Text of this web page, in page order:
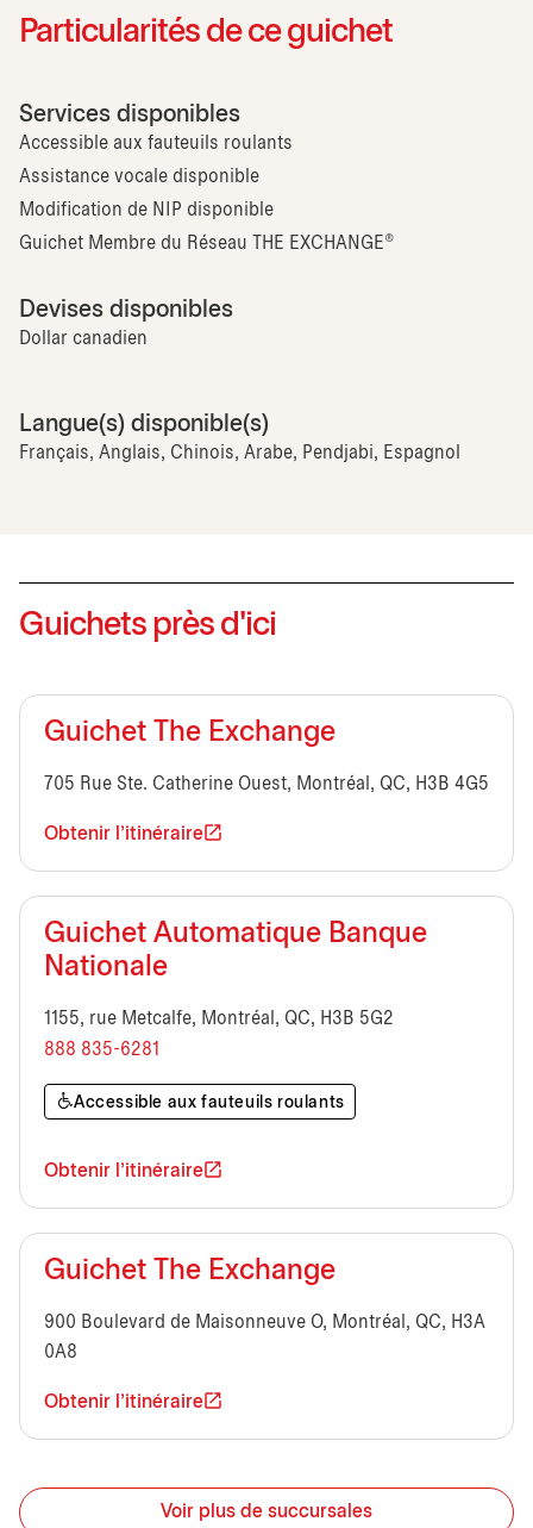
Particularités de ce guichet
Services disponibles
Accessible aux fauteuils roulants
Assistance vocale disponible
Modification de NIP disponible
Guichet Membre du Réseau THE EXCHANGE®
Devises disponibles
Dollar canadien
Langue(s) disponible(s)
Français, Anglais, Chinois, Arabe, Pendjabi, Espagnol
Guichets près d'ici
Guichet The Exchange
705 Rue Ste. Catherine Ouest, Montréal, QC, H3B 4G5
Obtenir l'itinéraire
Guichet Automatique Banque
Nationale
1155, rue Metcalfe, Montréal, QC, H3B 5G2
888 835-6281
Accessible aux fauteuils roulants
Obtenir l'itinéraire
Guichet The Exchange
900 Boulevard de Maisonneuve O, Montréal, QC, H3A
0A8
Obtenir l'itinéraire
Voir plus de succursales